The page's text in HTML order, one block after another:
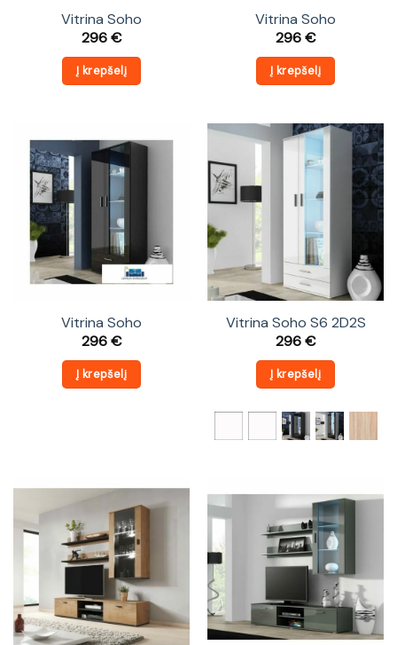
Vitrina Soho
296€
Į krepšelį
Vitrina Soho
296€
Į krepšelį
Vitrina Soho
296€
Į krepšelį
Vitrina Soho S6 2D2S
296€
Į krepšelį